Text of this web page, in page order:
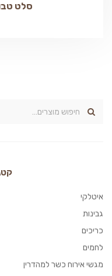
סלט
איטלקי
גבינות
כריכים
לחמים
מגשי אירוח כשר למהדרין